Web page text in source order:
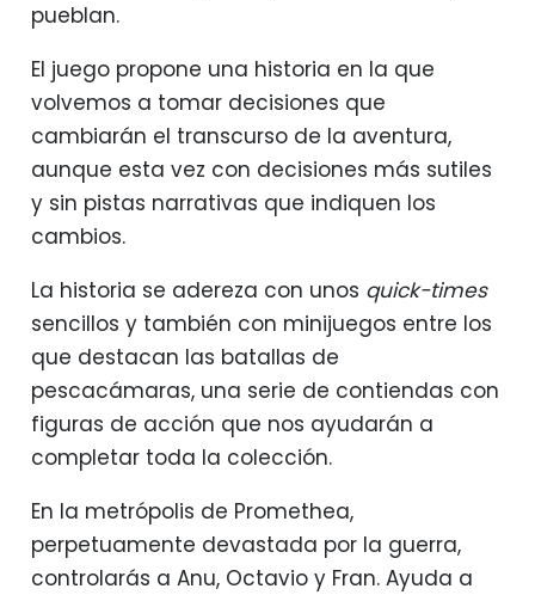
pueblan.
El juego propone una historia en la que
volvemos a tomar decisiones que
cambiarán el transcurso de la aventura,
aunque esta vez con decisiones más sutiles
y sin pistas narrativas que indiquen los
cambios.
La historia se adereza con unos quick-times
sencillos y también con minijuegos entre los
que destacan las batallas de
pescacámaras, una serie de contiendas con
figuras de acción que nos ayudarán a
completar toda la colección.
En la metrópolis de Promethea,
perpetuamente devastada por la guerra,
controlarás a Anu, Octavio y Fran. Ayuda a